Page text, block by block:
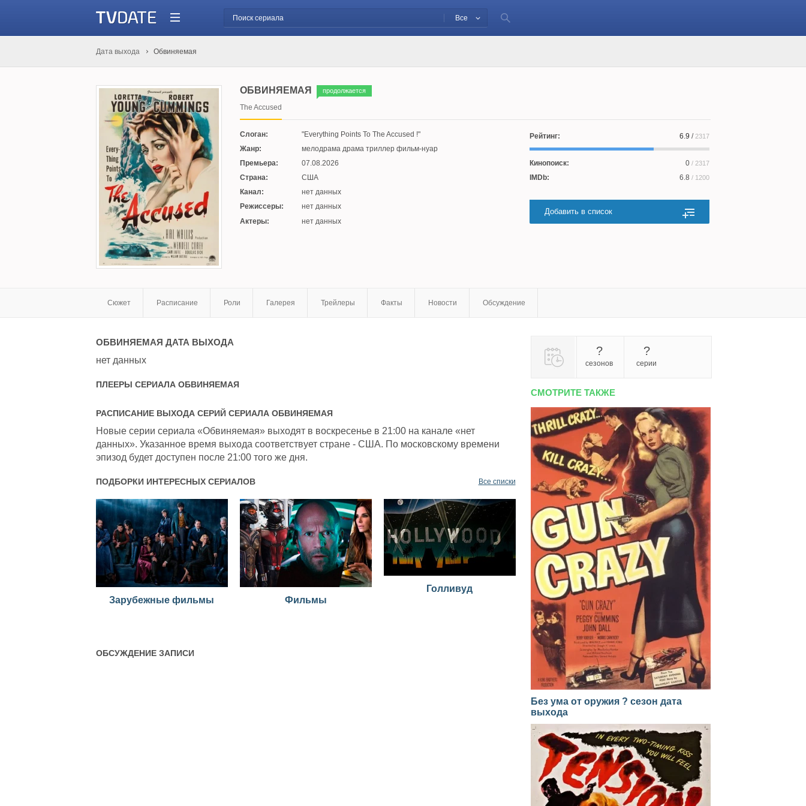
Все
Дата выхода Обвиняемая
ОБВИНЯЕМАЯ продолжается
The Accused
Слоган:
Everything Points To The Accused !
Жанр:
мелодрама драма триллер фильм-нуар
Премьера:
07.08.2026
Страна:
США
Канал:
нет данных
Режиссеры:
нет данных
Актеры:
нет данных
Рейтинг: 6.9 / 2317
Кинопоиск: 0 / 2317
IMDb: 6.8 / 1200
Добавить в список
Сюжет Расписание Роли Галерея Трейлеры Факты Новости Обсуждение
ОБВИНЯЕМАЯ ДАТА ВЫХОДА
нет данных
ПЛЕЕРЫ СЕРИАЛА ОБВИНЯЕМАЯ
РАСПИСАНИЕ ВЫХОДА СЕРИЙ СЕРИАЛА ОБВИНЯЕМАЯ
Новые серии сериала «Обвиняемая» выходят в воскресенье в 21:00 на канале «нет
данных». Указанное время выхода соответствует стране - США. По московскому времени
эпизод будет доступен после 21:00 того же дня.
ПОДБОРКИ ИНТЕРЕСНЫХ СЕРИАЛОВ Все списки
Зарубежные фильмы Фильмы
Голливуд
ОБСУЖДЕНИЕ ЗАПИСИ
?
сезонов
?
серии
СМОТРИТЕ ТАКЖЕ
Без ума от оружия ? сезон дата
выхода